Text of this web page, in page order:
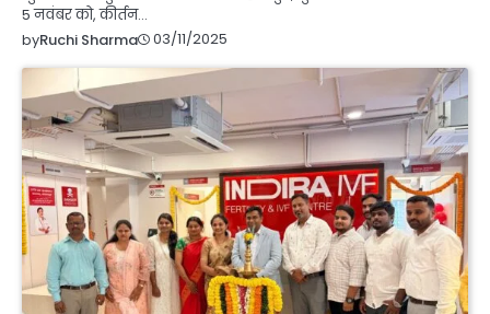
5 नवंबर को, कीर्तन…
byRuchi Sharma 03/11/2025